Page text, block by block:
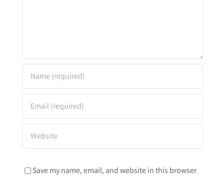
Save my name, email, and website in this browser